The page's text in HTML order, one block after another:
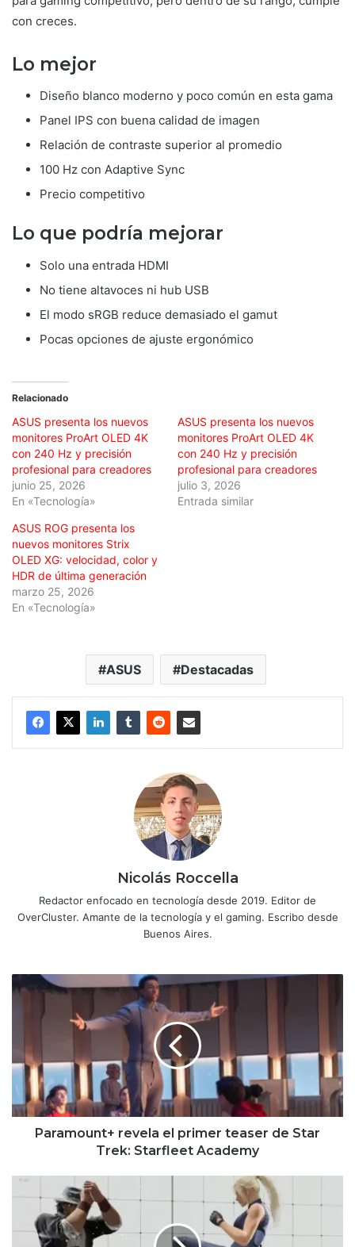
con creces.
Lo mejor
Diseño blanco moderno y poco común en esta gama
Panel IPS con buena calidad de imagen
Relación de contraste superior al promedio
100 Hz con Adaptive Sync
Precio competitivo
Lo que podría mejorar
Solo una entrada HDMI
No tiene altavoces ni hub USB
El modo sRGB reduce demasiado el gamut
Pocas opciones de ajuste ergonómico
Relacionado
ASUS presenta los nuevos
monitores ProArt OLED 4K
con 240 Hz y precisión
profesional para creadores
junio 25, 2026
En «Tecnología»
ASUS presenta los nuevos
monitores ProArt OLED 4K
con 240 Hz y precisión
profesional para creadores
julio 3, 2026
Entrada similar
ASUS ROG presenta los
nuevos monitores Strix
OLED XG: velocidad, color y
HDR de última generación
marzo 25, 2026
En «Tecnología»
ASUS Destacadas
Nicolás Roccella
Redactor enfocado en tecnología desde 2019. Editor de
OverCluster. Amante de la tecnología y el gaming. Escribo desde
Buenos Aires.
Paramount+
teaser
de
Star
Trek:
Starfleet
AcademyParamount+ revela el primer teaser de Star
Trek: Starfleet Academy
SEGA
comparte
primer